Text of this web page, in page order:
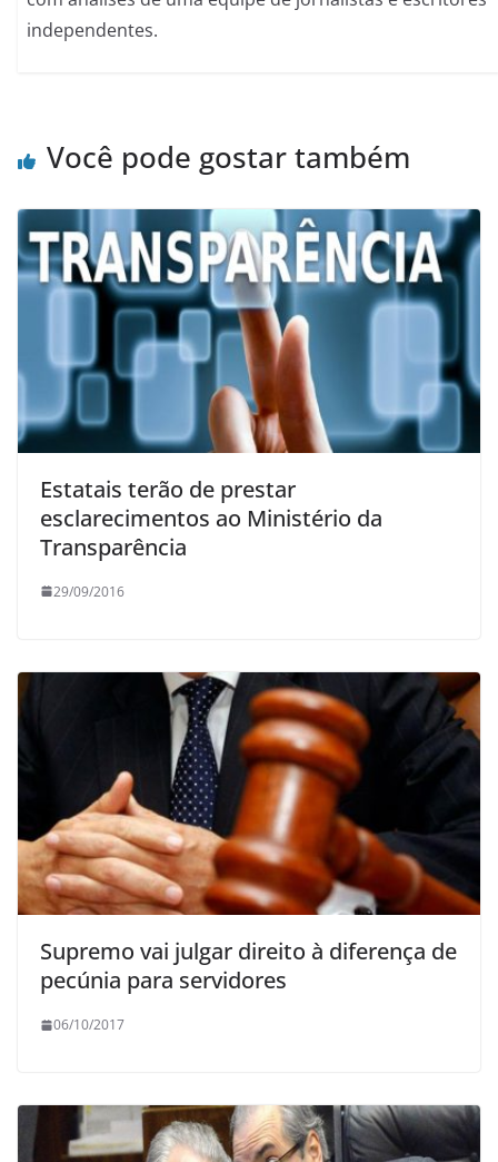
independentes.
Você pode gostar também
Estatais terão de prestar
esclarecimentos ao Ministério da
Transparência
29/09/2016
Supremo vai julgar direito à diferença de
pecúnia para servidores
06/10/2017